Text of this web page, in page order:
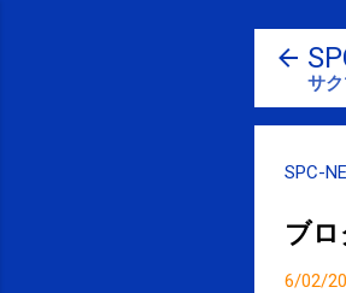
サ
SPC-
ブロ
6/02/